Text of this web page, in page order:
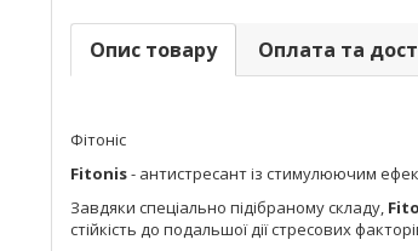
Опис товару Оплата та
Фітоніс
Fitonis- антистресант із стимулюючим
Завдяки спеціально підібраному складу,
стійкість до подальшої дії стресових